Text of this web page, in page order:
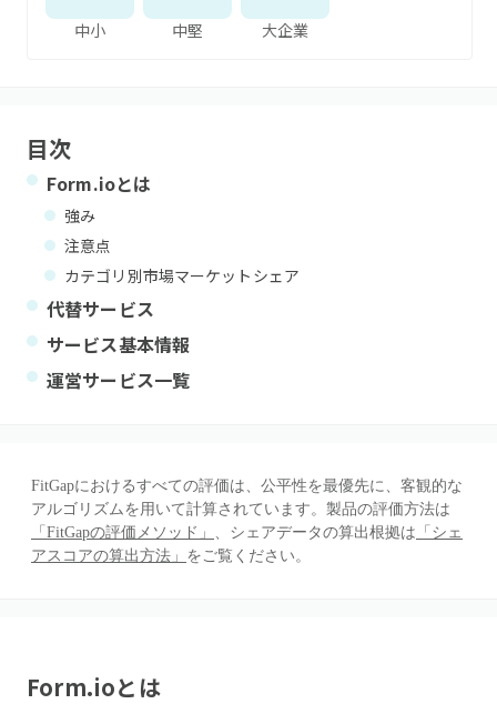
中小 中堅 大企業
目次
Form.ioとは
強み
注意点
カテゴリ別市場マーケットシェア
代替サービス
サービス基本情報
運営サービス一覧
FitGapにおけるすべての評価は、公平性を最優先に、客観的な
アルゴリズムを用いて計算されています。製品の評価方法は
「FitGapの評価メソッド」 、シェアデータの算出根拠は 「シェ
アスコアの算出方法」 をご覧ください。
Form.ioとは